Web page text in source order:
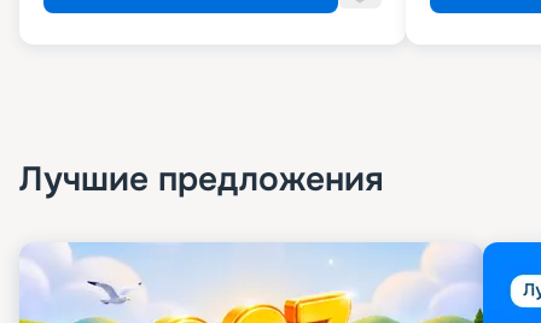
Лучшие предложения